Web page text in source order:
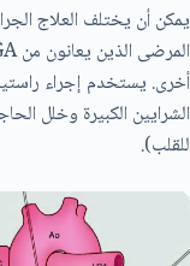
يمكن أن يختلف العلاج
أخرى. يستخدم إجراء
الشرايين الكبيرة وخلل
للقلب).